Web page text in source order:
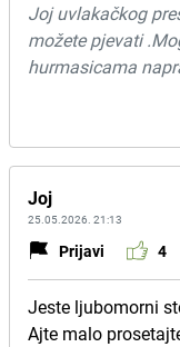
Joj uvlakačkog
možete pjevati
hurmasicama
Joj
25.05.2026. 21:13
Prijavi 4
Jeste ljubomorni
Ajte malo